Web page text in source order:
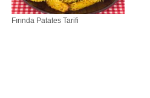
Fırında Patates Tarifi